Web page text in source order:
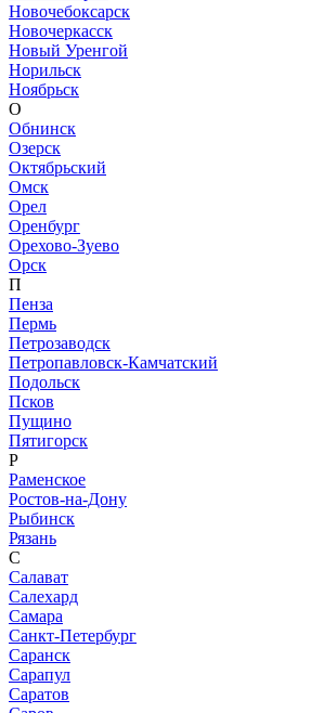
Новочебоксарск
Новочеркасск
Новый Уренгой
Норильск
Ноябрьск
О
Обнинск
Озерск
Октябрьский
Омск
Орел
Оренбург
Орехово-Зуево
Орск
П
Пенза
Пермь
Петрозаводск
Петропавловск-Камчатский
Подольск
Псков
Пущино
Пятигорск
Р
Раменское
Ростов-на-Дону
Рыбинск
Рязань
С
Салават
Салехард
Самара
Санкт-Петербург
Саранск
Сарапул
Саратов